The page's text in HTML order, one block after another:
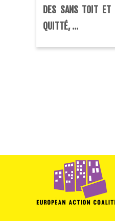
DES SANS TOIT ET
QUITTÉ, ...